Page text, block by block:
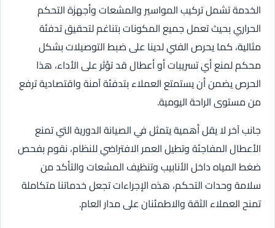
الخدمة تشمل تركيب المواسير والمشعات وأجهزة التحكم
الحراري بحيث تعمل جميع المكونات بتناغم لتحقيق تدفئة
مثالية، كما يحرص الفني لدينا على ضبط التوصيلات بشكل
محكم لمنع أي تسريبات أو أعطال قد تؤثر على الأداء، هذا
الحرص يضمن أن يستمتع العملاء بتدفئة آمنة واقتصادية ترفع
من مستوى الراحة اليومية.
جانب آخر لا يقل أهمية يتمثل في الصيانة الدورية التي تمنع
الأعطال المفاجئة وتطيل العمر الافتراضي للنظام، نقوم بفحص
ضغط المياه داخل الأنابيب وتنظيف المشعات والتأكد من
سلامة وحدات التحكم، هذه الإجراءات تجعل خدماتنا متكاملة
تمنح العملاء الثقة والاطمئنان على مدار العام.